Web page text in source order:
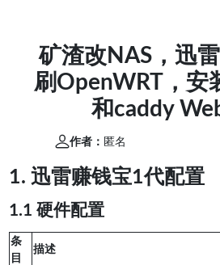
矿渣改NAS，迅
刷OpenWRT，安
和caddy
作者： 匿名
1. 迅雷赚钱宝1代配置
1.1 硬件配置
条
目
描述